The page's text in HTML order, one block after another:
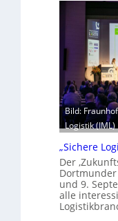
Bild:
Logistik (IML)
„Sichere
Der
Dortmunder
und 9.
alle